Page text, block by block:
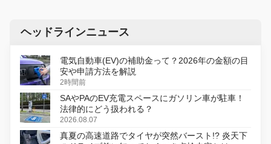
ヘッドラインニュース
電気自動車(EV)の補助金って？2026年の金額の目
安や申請方法を解説
2時間前
SAやPAのEV充電スペースにガソリン車が駐車！
法律的にどう扱われる？
2026.08.07
真夏の高速道路でタイヤが突然バースト!? 炎天下